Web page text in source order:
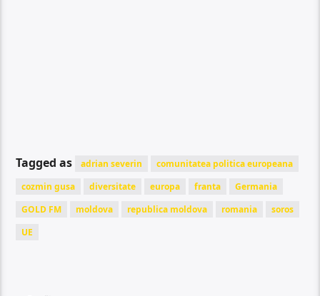
Tagged as adrian severin
comunitatea politica europeana
cozmin gusa
diversitate europa franta
Germania
GOLD FM
moldova republica moldova romania
soros
UE